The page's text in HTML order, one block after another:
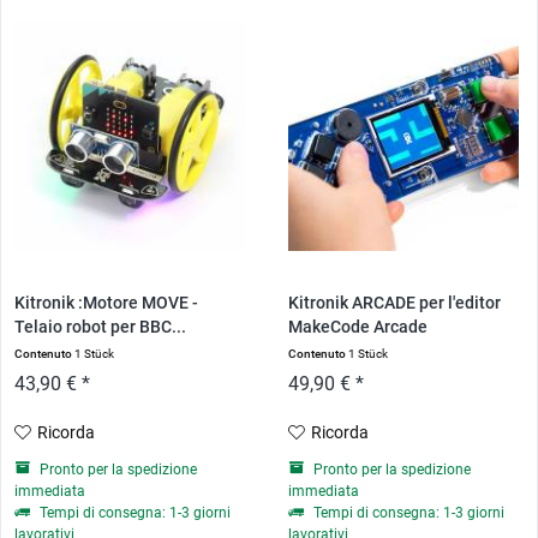
Kitronik :Motore MOVE -
Telaio robot per BBC...
Contenuto1 Stück
43,90 € *
Ricorda
Pronto per la spedizione
immediata
Tempi di consegna: 1-3 giorni
Kitronik ARCADE per l'editor
MakeCode Arcade
Contenuto1 Stück
49,90 € *
Ricorda
Pronto per la spedizione
immediata
Tempi di consegna: 1-3 giorni